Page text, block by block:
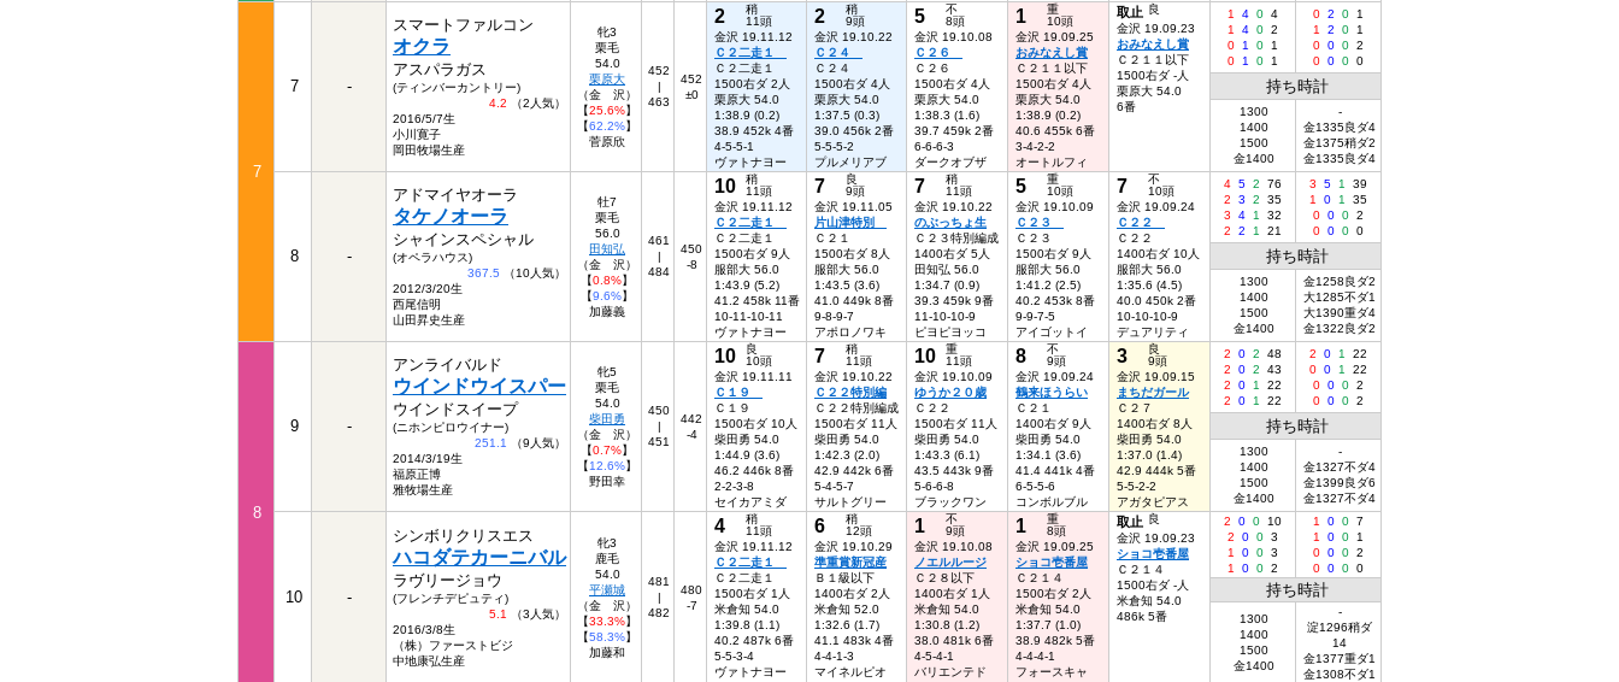
7
7 -
スマートファルコン
オクラ
アスパラガス
(ティンバーカントリー)
4.2 （2人気）
2016/5/7生
小川寛子
岡田牧場生産
牝3
栗毛
54.0
栗原大
（金 沢）
【25.6%】
【62.2%】
菅原欣
452
|
463
452
±0
2
稍
11頭
金沢 19.11.12
Ｃ２二走１
Ｃ２二走１
1500右ダ 2人
栗原大 54.0
1:38.9 (0.2)
38.9 452k 4番
4-5-5-1
ヴァトナヨー
2
稍
9頭
金沢 19.10.22
Ｃ２４
Ｃ２４
1500右ダ 4人
栗原大 54.0
1:37.5 (0.3)
39.0 456k 2番
5-5-5-2
プルメリアブ
5
不
8頭
金沢 19.10.08
Ｃ２６
Ｃ２６
1500右ダ 4人
栗原大 54.0
1:38.3 (1.6)
39.7 459k 2番
6-6-6-3
ダークオブザ
1
重
10頭
金沢 19.09.25
おみなえし賞
Ｃ２１１以下
1500右ダ 4人
栗原大 54.0
1:38.9 (0.2)
40.6 455k 6番
3-4-2-2
オートルフィ
取止 良
金沢 19.09.23
おみなえし賞
Ｃ２１１以下
1500右ダ -人
栗原大 54.0
6番
1 4 0 4
1
4 0 2
0
1 0
1
0
1 0 1
0 2 0
1
1
2 0
1
0 0 0 2
0 0 0 0
持ち時計
1300
1400
1500
金1400
-
金1335良ダ4
金1375稍ダ2
金1335良ダ4
8 -
アドマイヤオーラ
タケノオーラ
シャインスペシャル
(オペラハウス)
367.5 （10人気）
2012/3/20生
西尾信明
山田昇史生産
牡7
栗毛
56.0
田知弘
（金 沢）
【0.8%】
【9.6%】
加藤義
461
|
484
450
-8
10
稍
11頭
金沢 19.11.12
Ｃ２二走１
Ｃ２二走１
1500右ダ 9人
服部大 56.0
1:43.9 (5.2)
41.2 458k 11番
10-11-10-11
ヴァトナヨー
7
良
9頭
金沢 19.11.05
片山津特別
Ｃ２１
1500右ダ 8人
服部大 56.0
1:43.5 (3.6)
41.0 449k 8番
9-8-9-7
アポロノワキ
7
稍
11頭
金沢 19.10.22
のぶっちょ生
Ｃ２３特別編成
1400右ダ 5人
田知弘 56.0
1:34.7 (0.9)
39.3 459k 9番
11-10-10-9
ピヨピヨッコ
5
重
10頭
金沢 19.10.09
Ｃ２３
Ｃ２３
1500右ダ 9人
服部大 56.0
1:41.2 (2.5)
40.2 453k 8番
9-9-7-5
アイゴットイ
7
不
10頭
金沢 19.09.24
Ｃ２２
Ｃ２２
1400右ダ 10人
服部大 56.0
1:35.6 (4.5)
40.0 450k 2番
10-10-10-9
デュアリティ
4 5 2
76
2
3 2
35
3
4 1
32
2
2 1 21
3 5 1
39
1
0 1
35
0 0 0 2
0 0 0 0
持ち時計
1300
1400
1500
金1400
金1258良ダ2
大1285不ダ1
大1390重ダ4
金1322良ダ2
8
9 -
アンライバルド
ウインドウイスパー
ウインドスイープ
(ニホンピロウイナー)
251.1
（9人気）
2014/3/19生
福原正博
雅牧場生産
牝5
栗毛
54.0
柴田勇
（金 沢）
【0.7%】
【12.6%】
野田幸
450
|
451
442
-4
10
良
10頭
金沢 19.11.11
Ｃ１９
Ｃ１９
1500右ダ 10人
柴田勇 54.0
1:44.9 (3.6)
46.2 446k 8番
2-2-3-8
セイカアミダ
7
稍
11頭
金沢 19.10.22
Ｃ２２特別編
Ｃ２２特別編成
1500右ダ 11人
柴田勇 54.0
1:42.3 (2.0)
42.9 442k 6番
5-4-5-7
サルトグリー
10
重
11頭
金沢 19.10.09
ゆうか２０歳
Ｃ２２
1500右ダ 11人
柴田勇 54.0
1:43.3 (6.1)
43.5 443k 9番
5-6-6-8
ブラックワン
8
不
9頭
金沢 19.09.24
鶴来ほうらい
Ｃ２１
1400右ダ 9人
柴田勇 54.0
1:34.1 (3.6)
41.4 441k 4番
6-5-5-6
コンボルブル
3
良
9頭
金沢 19.09.15
まちだガール
Ｃ２７
1400右ダ 8人
柴田勇 54.0
1:37.0 (1.4)
42.9 444k 5番
5-5-2-2
アガタピアス
2 0 2
48
2
0 2
43
2
0 1
22
2
0 1 22
2 0 1
22
0 0 1
22
0 0 0 2
0 0 0 2
持ち時計
1300
1400
1500
金1400
-
金1327不ダ4
金1399良ダ6
金1327不ダ4
10 -
シンボリクリスエス
ハコダテカーニバル
ラヴリージョウ
(フレンチデピュティ)
5.1
（3人気）
2016/3/8生
（株）ファーストビジ
中地康弘生産
牝3
鹿毛
54.0
平瀬城
（金 沢）
【33.3%】
【58.3%】
加藤和
481
|
482
480
-7
4
稍
11頭
金沢 19.11.12
Ｃ２二走１
Ｃ２二走１
1500右ダ 1人
米倉知 54.0
1:39.8 (1.1)
40.2 487k 6番
5-5-3-4
ヴァトナヨー
6
稍
12頭
金沢 19.10.29
準重賞新冠産
Ｂ１級以下
1400右ダ 2人
米倉知 52.0
1:32.6 (1.7)
41.1 483k 4番
4-4-1-3
マイネルピオ
1
不
9頭
金沢 19.10.08
ノエルルージ
Ｃ２８以下
1400右ダ 1人
米倉知 54.0
1:30.8 (1.2)
38.0 481k 6番
4-5-4-1
バリエンテド
1
重
8頭
金沢 19.09.25
ショコ壱番屋
Ｃ２１４
1500右ダ 2人
米倉知 54.0
1:37.7 (1.0)
38.9 482k 5番
4-4-4-1
フォースキャ
取止 良
金沢 19.09.23
ショコ壱番屋
Ｃ２１４
1500右ダ -人
米倉知 54.0
486k 5番
2 0 0
10
2
0 0 3
1
0 0 3
1
0 0 2
1 0 0 7
1
0 0
1
0 0 0 2
0 0 0 0
持ち時計
1300
1400
1500
金1400
-
淀1296稍ダ
14
金1377重ダ1
金1308不ダ1